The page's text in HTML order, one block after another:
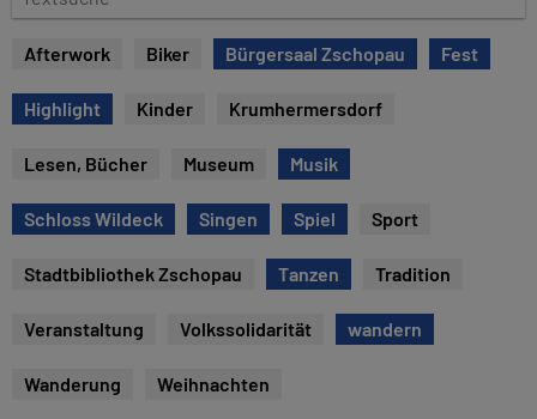
e
s
u
e
Afterwork Biker Bürgersaal Zschopau Fest
Highlight Kinder Krumhermersdorf
Lesen, Bücher Museum Musik
Schloss Wildeck Singen Spiel Sport
Stadtbibliothek Zschopau Tanzen Tradition
Veranstaltung Volkssolidarität wandern
Wanderung Weihnachten